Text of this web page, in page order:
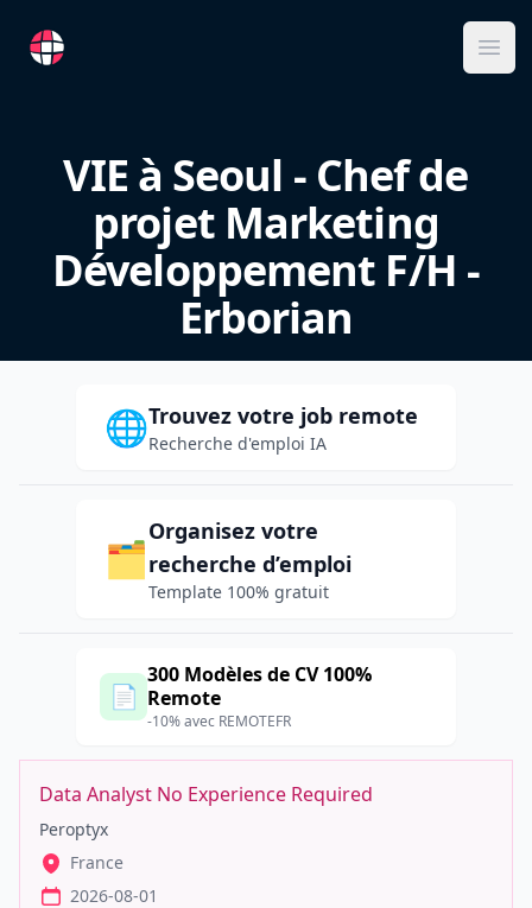
RemoteFR
VIE à Seoul - Chef de
projet Marketing
Développement F/H -
Erborian
🌐Trouvez votre job remote
Recherche d'emploi IA
🗂️
Organisez votre
recherche d’emploi
Template 100% gratuit
📄
300 Modèles de CV 100%
Remote
-10% avec REMOTEFR
Data Analyst No Experience Required
Peroptyx
France
2026-08-01